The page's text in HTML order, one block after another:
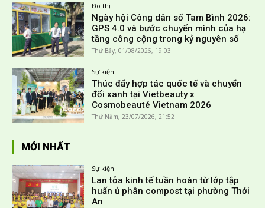
Đô thị
Ngày hội Công dân số Tam Bình 2026:
GPS 4.0 và bước chuyển mình của hạ
tầng công cộng trong kỷ nguyên số
Thứ Bảy, 01/08/2026, 19:03
Sự kiện
Thúc đẩy hợp tác quốc tế và chuyển
đổi xanh tại Vietbeauty x
Cosmobeauté Vietnam 2026
Thứ Năm, 23/07/2026, 21:52
MỚI NHẤT
Sự kiện
Lan tỏa kinh tế tuần hoàn từ lớp tập
huấn ủ phân compost tại phường Thới
An